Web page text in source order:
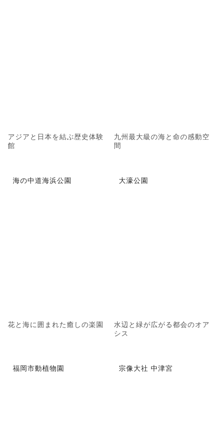
アジアと日本を結ぶ歴史体験
館
九州最大級の海と命の感動空
間
海の中道海浜公園
花と海に囲まれた癒しの楽園
大濠公園
水辺と緑が広がる都会のオア
シス
福岡市動植物園 宗像大社 中津宮